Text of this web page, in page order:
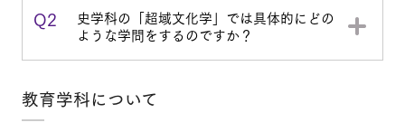
Q2 史学科の「超域文化学」では具体的にどの
ような学問をするのですか？
教育学科について